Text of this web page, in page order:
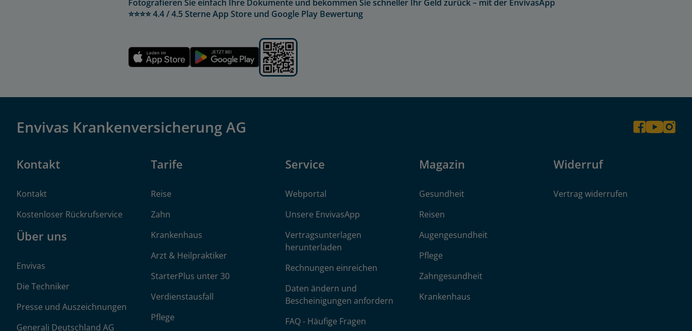
Fotografieren Sie einfach Ihre Dokumente und bekommen Sie schneller Ihr Geld zurück – mit der EnvivasApp
⭐⭐⭐⭐ 4.4 / 4.5 Sterne App Store und Google Play Bewertung
Envivas Krankenversicherung AG
Kontakt
Kontakt
Kostenloser Rückrufservice
Über uns
Envivas
Die Techniker
Presse und Auszeichnungen
Generali Deutschland AG
Tarife
Reise
Zahn
Krankenhaus
Arzt & Heilpraktiker
StarterPlus unter 30
Verdienstausfall
Pflege
Service
Webportal
Unsere EnvivasApp
Vertragsunterlagen
herunterladen
Rechnungen einreichen
Daten ändern und
Bescheinigungen anfordern
FAQ - Häufige Fragen
Magazin
Gesundheit
Reisen
Augengesundheit
Pflege
Zahngesundheit
Krankenhaus
Widerruf
Vertrag widerrufen